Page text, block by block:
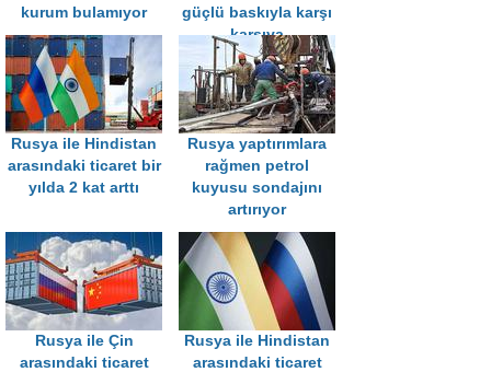
kurum bulamıyor
güçlü baskıyla karşı
karşıya
Rusya ile Hindistan
arasındaki ticaret bir
yılda 2 kat arttı
Rusya yaptırımlara
rağmen petrol
kuyusu sondajını
artırıyor
Rusya ile Çin
arasındaki ticaret
Rusya ile Hindistan
arasındaki ticaret